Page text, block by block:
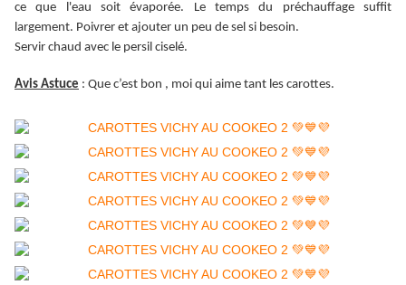
ce que l'eau soit évaporée. Le temps du préchauffage suffit
largement. Poivrer et ajouter un peu de sel si besoin.
Servir chaud avec le persil ciselé.
Avis Astuce : Que c’est bon , moi qui aime tant les carottes.